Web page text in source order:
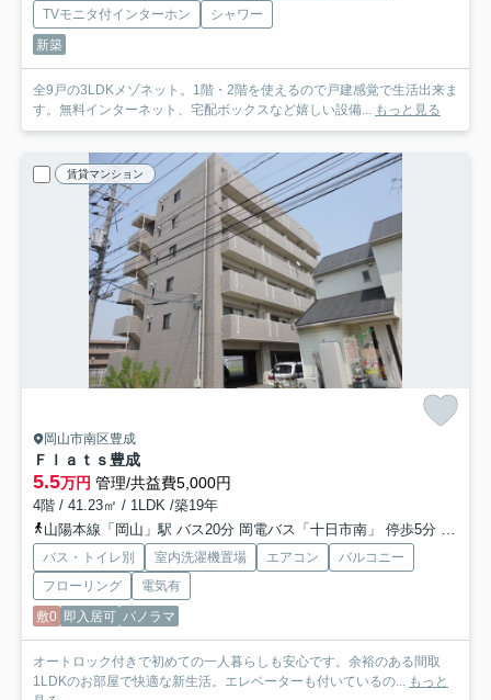
TVモニタ付インターホン
シャワー
新築
全9戸の3LDKメゾネット。1階・2階を使えるので戸建感覚で生活出来ま
す。無料インターネット、宅配ボックスなど嬉しい設備...
もっと見る
賃貸マンション
岡山市南区豊成
Ｆｌａｔｓ豊成
5.5万円 管理/共益費5,000円
4階 / 41.23㎡ / 1LDK /築19年
山陽本線「岡山」駅 バス20分 岡電バス「十日市南」 停歩5分
バス・トイレ別 室内洗濯機置場 エアコン
バルコニー
フローリング
電気有
敷0 即入居可 パノラマ
オートロック付きで初めての一人暮らしも安心です。余裕のある間取
1LDKのお部屋で快適な新生活。エレベーターも付いているの...
もっと